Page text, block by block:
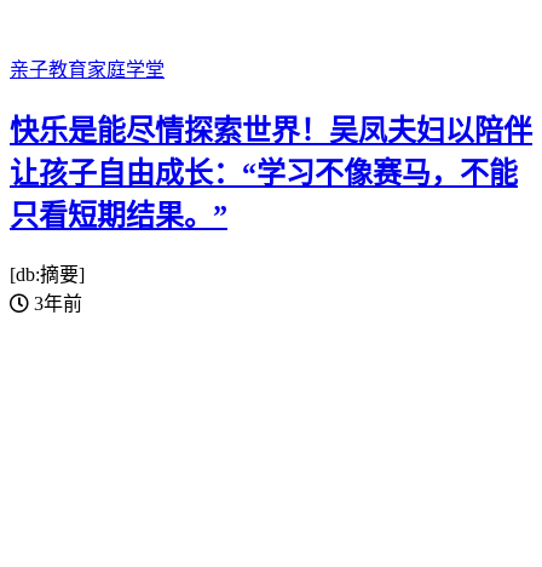
亲子教育家庭学堂
快乐是能尽情探索世界！吴凤夫妇以陪伴
让孩子自由成长：“学习不像赛马，不能
只看短期结果。”
[db:摘要]
3年前